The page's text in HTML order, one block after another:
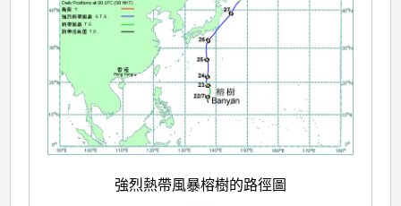
強烈熱帶風暴榕樹的路徑圖